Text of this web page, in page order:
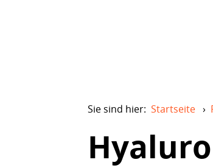
Sie sind hier: Startseite ›